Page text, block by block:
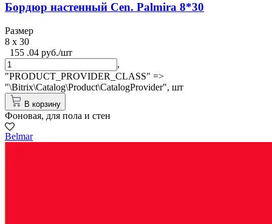
Бордюр настенный Cen. Palmira 8*30
Размер
8 x 30
155 .04 руб./шт
,
"PRODUCT_PROVIDER_CLASS" =>
"\Bitrix\Catalog\Product\CatalogProvider", шт
В корзину
Фоновая, для пола и стен
Belmar